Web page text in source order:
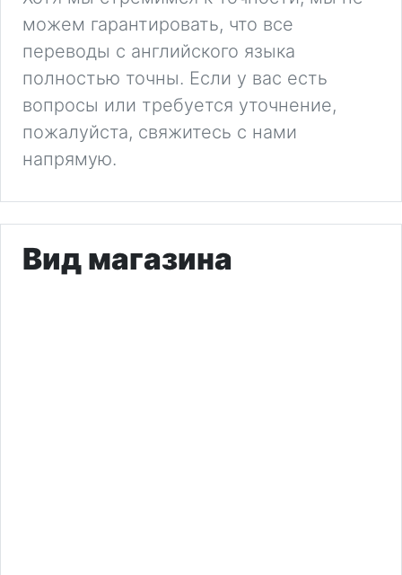
можем гарантировать, что все
переводы с английского языка
полностью точны. Если у вас есть
вопросы или требуется уточнение,
пожалуйста, свяжитесь с нами
напрямую.
Вид магазина